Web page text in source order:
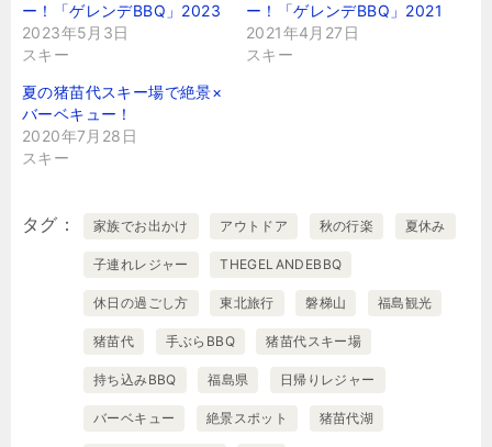
ー！「ゲレンデBBQ」2023
2023年5月3日
スキー
ー！「ゲレンデBBQ」2021
2021年4月27日
スキー
夏の猪苗代スキー場で絶景×
バーベキュー！
2020年7月28日
スキー
タグ 家族でお出かけ アウトドア 秋の行楽 夏休み
子連れレジャー THEGELANDEBBQ
休日の過ごし方 東北旅行 磐梯山 福島観光
猪苗代 手ぶらBBQ 猪苗代スキー場
持ち込みBBQ 福島県 日帰りレジャー
バーベキュー 絶景スポット 猪苗代湖